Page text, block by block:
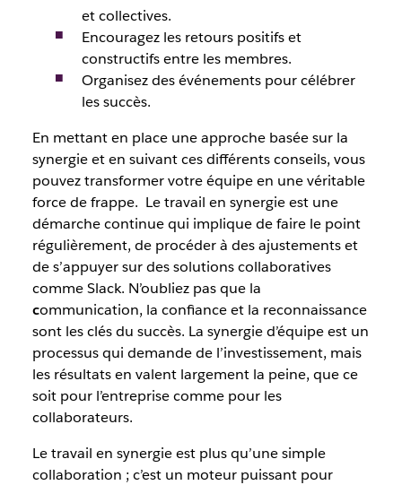
et collectives.
Encouragez les retours positifs et
constructifs entre les membres.
Organisez des événements pour célébrer
les succès.
En mettant en place une approche basée sur la
synergie et en suivant ces différents conseils, vous
pouvez transformer votre équipe en une véritable
force de frappe. Le travail en synergie est une
démarche continue qui implique de faire le point
régulièrement, de procéder à des ajustements et
de s’appuyer sur des solutions collaboratives
comme Slack. N’oubliez pas que la
communication, la confiance et la reconnaissance
sont les clés du succès. La synergie d’équipe est un
processus qui demande de l’investissement, mais
les résultats en valent largement la peine, que ce
soit pour l’entreprise comme pour les
collaborateurs.
Le travail en synergie est plus qu’une simple
collaboration ; c’est un moteur puissant pour